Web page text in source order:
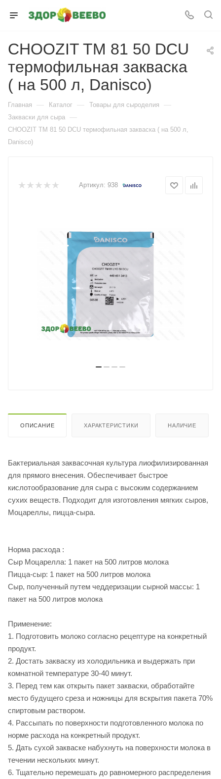
CHOOZIT TM 81 50 DCU
термофильная закваска
( на 500 л, Danisco)
Главная — Каталог — Товары для сыроделия —
Закваски для сыра —
CHOOZIT TM 81 50 DCU термофильная закваска ( на 500 л,
Danisco)
Артикул: 938
ОПИСАНИЕ ХАРАКТЕРИСТИКИ НАЛИЧИЕ
Бактериальная заквасочная культура лиофилизированная
для прямого внесения. Обеспечивает быстрое
кислотообразование для сыра с высоким содержанием
сухих веществ. Подходит для изготовления мягких сыров,
Моцареллы, пицца-сыра.
Норма расхода :
Сыр Моцарелла: 1 пакет на 500 литров молока
Пицца-сыр: 1 пакет на 500 литров молока
Сыр, полученный путем чеддеризации сырной массы: 1
пакет на 500 литров молока
Применение:
1. Подготовить молоко согласно рецептуре на конкретный
продукт.
2. Достать закваску из холодильника и выдержать при
комнатной температуре 30-40 минут.
3. Перед тем как открыть пакет закваски, обработайте
место будущего среза и ножницы для вскрытия пакета 70%
спиртовым раствором.
4. Рассыпать по поверхности подготовленного молока по
норме расхода на конкретный продукт.
5. Дать сухой закваске набухнуть на поверхности молока в
течении нескольких минут.
6. Тщательно перемешать до равномерного распределения